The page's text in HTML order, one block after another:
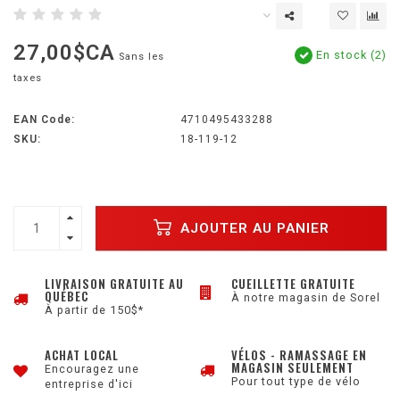
27,00$CA Sans les
taxes
En stock (2)
EAN Code:
4710495433288
SKU:
18-119-12
AJOUTER AU PANIER
LIVRAISON GRATUITE AU
QUÉBEC
À partir de 150$*
CUEILLETTE GRATUITE
À notre magasin de Sorel
ACHAT LOCAL
Encouragez une
entreprise d'ici
VÉLOS - RAMASSAGE EN
MAGASIN SEULEMENT
Pour tout type de vélo